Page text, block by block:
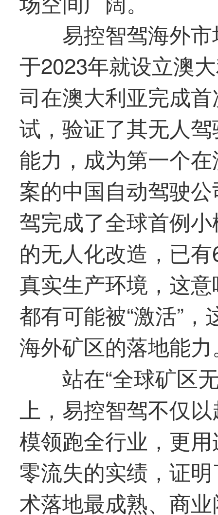
易控智驾海外
于2023年就设立澳
司在澳大利亚完成
试，验证了其无人
能力，成为第一个
案的中国自动驾驶
驾完成了全球首例
的无人化改造，已
真实生产环境，这
都有可能被“激活”
海外矿区的落地能
站在“全球矿区
上，易控智驾不仅
模领跑全行业，更
零流失的实绩，证
术落地最成熟、商